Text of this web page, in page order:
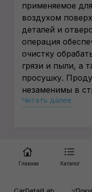
применяемое
воздухом
деталей и
операция
очистку
грязи и пыли, а
просушку.
незаменимы в
нашем интернет-
Основные
Читать далее
Главная Каталог